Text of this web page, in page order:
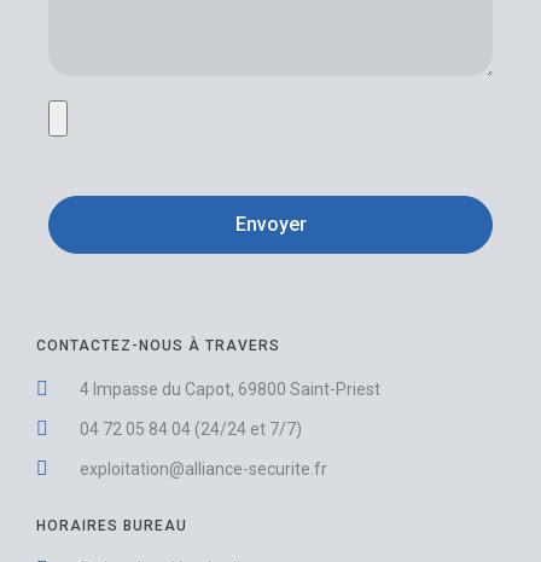
CONTACTEZ-NOUS À TRAVERS
4 Impasse du Capot, 69800 Saint-Priest
04 72 05 84 04 (24/24 et 7/7)
exploitation@alliance-securite.fr
HORAIRES BUREAU
Envoyer